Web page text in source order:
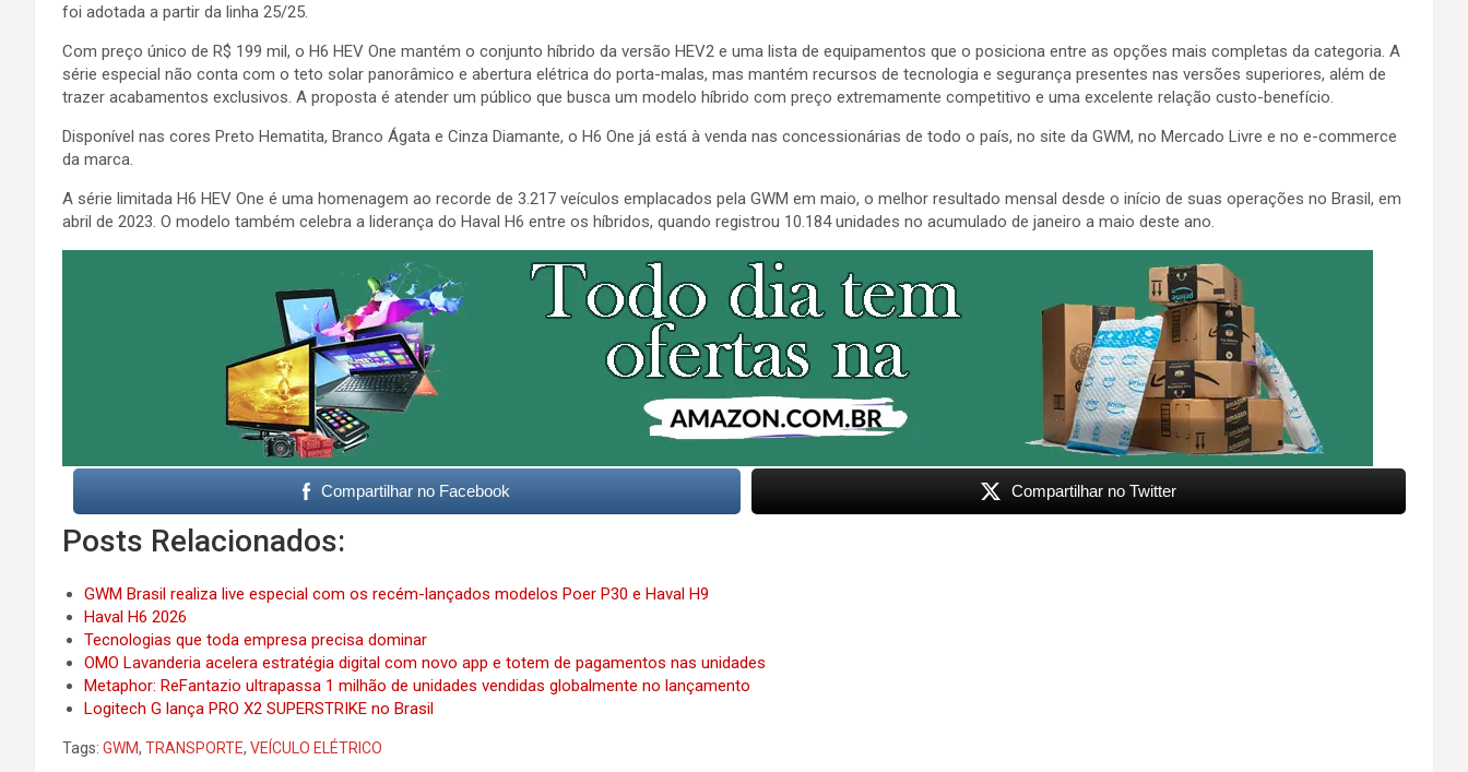
foi adotada a partir da linha 25/25.
Com preço único de R$ 199 mil, o H6 HEV One mantém o conjunto híbrido da versão HEV2 e uma lista de equipamentos que o posiciona entre as opções mais completas da categoria. A
série especial não conta com o teto solar panorâmico e abertura elétrica do porta-malas, mas mantém recursos de tecnologia e segurança presentes nas versões superiores, além de
trazer acabamentos exclusivos. A proposta é atender um público que busca um modelo híbrido com preço extremamente competitivo e uma excelente relação custo-benefício.
Disponível nas cores Preto Hematita, Branco Ágata e Cinza Diamante, o H6 One já está à venda nas concessionárias de todo o país, no site da GWM, no Mercado Livre e no e-commerce
da marca.
A série limitada H6 HEV One é uma homenagem ao recorde de 3.217 veículos emplacados pela GWM em maio, o melhor resultado mensal desde o início de suas operações no Brasil, em
abril de 2023. O modelo também celebra a liderança do Haval H6 entre os híbridos, quando registrou 10.184 unidades no acumulado de janeiro a maio deste ano.
Compartilhar no Facebook Compartilhar no Twitter
Posts Relacionados:
GWM Brasil realiza live especial com os recém-lançados modelos Poer P30 e Haval H9
Haval H6 2026
Tecnologias que toda empresa precisa dominar
OMO Lavanderia acelera estratégia digital com novo app e totem de pagamentos nas unidades
Metaphor: ReFantazio ultrapassa 1 milhão de unidades vendidas globalmente no lançamento
Logitech G lança PRO X2 SUPERSTRIKE no Brasil
Tags: GWM, TRANSPORTE, VEÍCULO ELÉTRICO